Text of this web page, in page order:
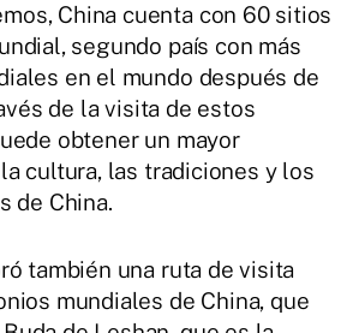
China cuenta con 60 sitios
segundo país con más
en el mundo después de
de la visita de estos
obtener un mayor
cultura, las tradiciones y los
de China.
también una ruta de visita
mundiales de China, que